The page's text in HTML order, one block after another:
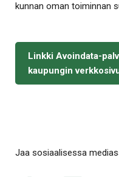
kunnan oman toiminnan
Linkki Avoindata-
kaupungin
Jaa sosiaalisessa